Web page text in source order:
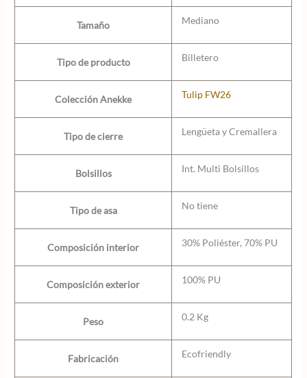
Tamaño Mediano
Tipo de producto Billetero
Colección Anekke Tulip FW26
Tipo de cierre Lengüeta y Cremallera
Bolsillos Int. Multi Bolsillos
Tipo de asa No tiene
Composición interior 30% Poliéster, 70% PU
Composición exterior 100% PU
Peso 0.2 Kg
Fabricación Ecofriendly